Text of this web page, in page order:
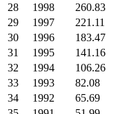
28
1998 260.83
29
1997 221.11
30
1996 183.47
31
1995 141.16
32
1994 106.26
33
1993 82.08
34
1992 65.69